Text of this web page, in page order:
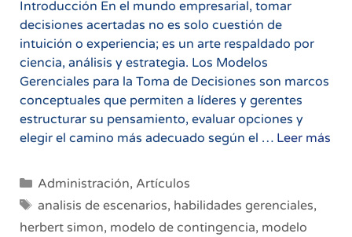
Introducción En el mundo empresarial, tomar
decisiones acertadas no es solo cuestión de
intuición o experiencia; es un arte respaldado por
ciencia, análisis y estrategia. Los Modelos
Gerenciales para la Toma de Decisiones son marcos
conceptuales que permiten a líderes y gerentes
estructurar su pensamiento, evaluar opciones y
elegir el camino más adecuado según el … Leer más
Categorías
Administración, Artículos
Etiquetas
analisis de escenarios, habilidades gerenciales,
herbert simon, modelo de contingencia, modelo